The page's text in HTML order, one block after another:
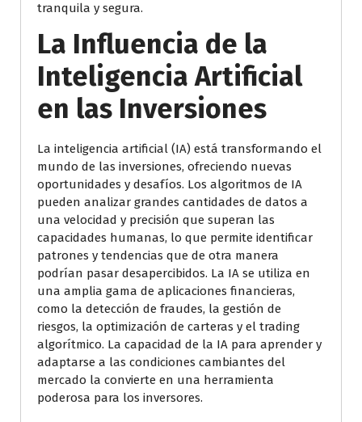
tranquila y segura.
La Influencia de la
Inteligencia Artificial
en las Inversiones
La inteligencia artificial (IA) está transformando el
mundo de las inversiones, ofreciendo nuevas
oportunidades y desafíos. Los algoritmos de IA
pueden analizar grandes cantidades de datos a
una velocidad y precisión que superan las
capacidades humanas, lo que permite identificar
patrones y tendencias que de otra manera
podrían pasar desapercibidos. La IA se utiliza en
una amplia gama de aplicaciones financieras,
como la detección de fraudes, la gestión de
riesgos, la optimización de carteras y el trading
algorítmico. La capacidad de la IA para aprender y
adaptarse a las condiciones cambiantes del
mercado la convierte en una herramienta
poderosa para los inversores.